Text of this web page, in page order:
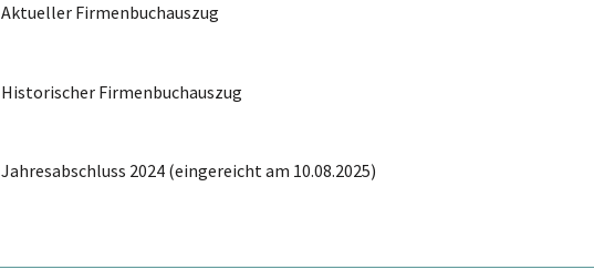
Aktueller Firmenbuchauszug
Historischer Firmenbuchauszug
Jahresabschluss 2024 (eingereicht am 10.08.2025)